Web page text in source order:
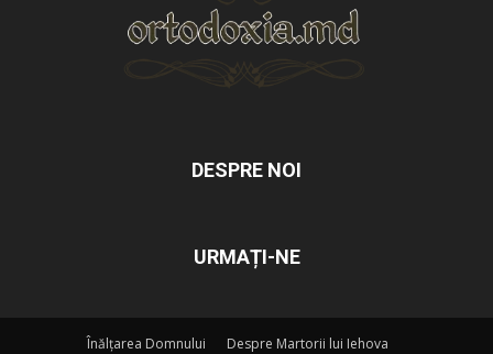
DESPRE NOI
URMAȚI-NE
Înălțarea Domnului Despre Martorii lui Iehova